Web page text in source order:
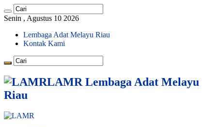
Senin , Agustus 10 2026
Lembaga Adat Melayu Riau
Kontak Kami
LAMR Lembaga Adat Melayu
Riau